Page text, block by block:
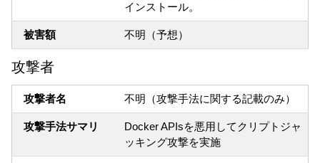
インストール。
被害額 不明（予想）
攻撃者
攻撃者名 不明（攻撃手法に関する記載のみ）
攻撃手法サマリ
Docker APIsを悪用してクリプトジャ
ッキング攻撃を実施